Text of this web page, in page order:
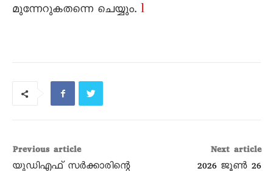
മുന്നേറുകതന്നെ ചെയ്യും. l
Previous article
യുഡിഎഫ് സർക്കാരിന്റെ
Next article
2026 ജൂൺ 26